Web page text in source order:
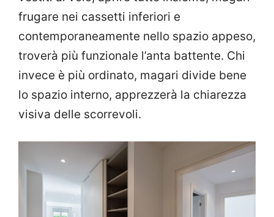
frugare nei cassetti inferiori e
contemporaneamente nello spazio appeso,
troverà più funzionale l’anta battente. Chi
invece è più ordinato, magari divide bene
lo spazio interno, apprezzerà la chiarezza
visiva delle scorrevoli.